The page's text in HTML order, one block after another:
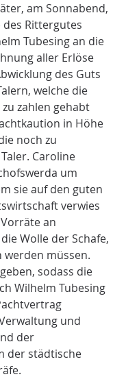
am Sonnabend,
des Rittergutes
Tubesing an die
aller Erlöse
des Guts
welche die
zahlen gehabt
in Höhe
noch zu
Caroline
um
sie auf den guten
verwies
an
Wolle der Schafe,
müssen.
sodass die
Wilhelm Tubesing
und
der
der städtische